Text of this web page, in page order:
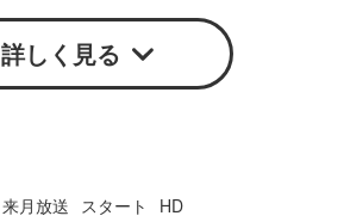
詳しく見る
来月放送 スタート
HD